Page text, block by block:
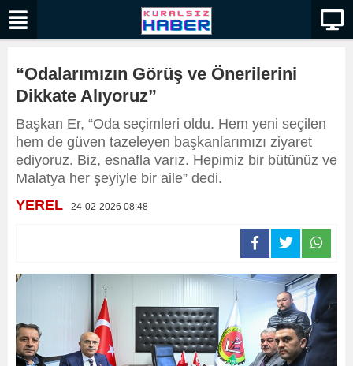
“Odalarımızın Görüş ve Önerilerini
Dikkate Alıyoruz”
Başkan Er, “Oda seçimleri oldu. Hem yeni seçilen
hem de güven tazeleyen başkanlarımızı ziyaret
ediyoruz. Biz, esnafla varız. Hepimiz bir bütünüz ve
Malatya her şeyiyle bir aile” dedi.
YEREL - 24-02-2026 08:48